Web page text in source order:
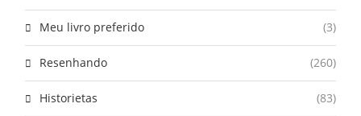
Meu livro preferido (3)
Resenhando (260)
Historietas (83)